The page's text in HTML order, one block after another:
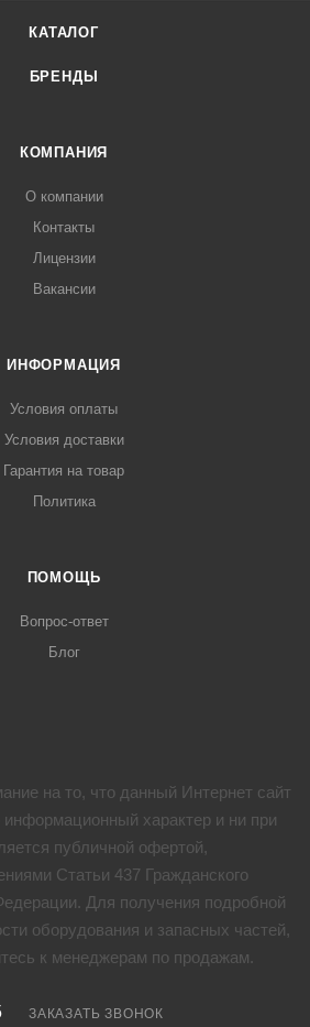
КАТАЛОГ
БРЕНДЫ
КОМПАНИЯ
О компании
Контакты
Лицензии
Вакансии
ИНФОРМАЦИЯ
Условия оплаты
Условия доставки
Гарантия на товар
Политика
ПОМОЩЬ
Вопрос-ответ
Блог
на то, что данный Интернет сайт
характер и ни при
публичной офертой,
Статьи 437 Гражданского
Для получения подробной
оборудования и запасных частей,
к менеджерам по продажам.
ЗАКАЗАТЬ ЗВОНОК